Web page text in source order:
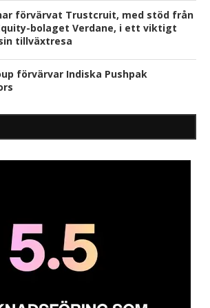
förvärvat Trustcruit, med stöd från
bolaget Verdane, i ett viktigt
tillväxtresa
förvärvar Indiska Pushpak